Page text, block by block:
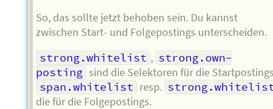
So, das sollte jetzt behoben sein. Du kannst
zwischen Start- und Folgepostings unterscheiden.
strong.whitelist , strong.own-
posting sind die Selektoren für die
span.whitelist resp.
die für die Folgepostings.